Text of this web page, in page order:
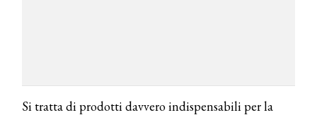
Si tratta di prodotti davvero indispensabili per la